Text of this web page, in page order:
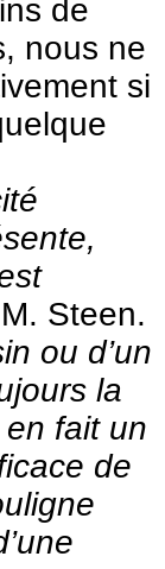
de
nous ne
si
Steen.
ou d’un
la
fait un
de